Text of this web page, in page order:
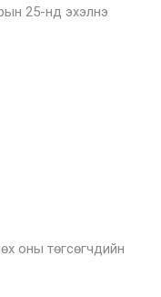
25-нд эхэлнэ
оны төгсөгчдийн